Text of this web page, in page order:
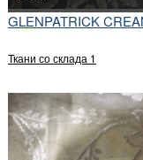
GLENPATRICK
Ткани со склада 1